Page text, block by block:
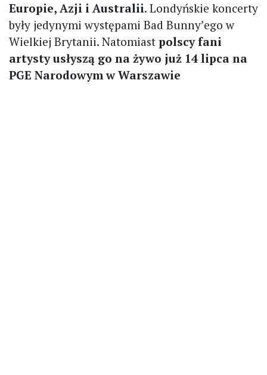
Europie, Azji i Australii. Londyńskie koncerty
były jedynymi występami Bad Bunny’ego w
Wielkiej Brytanii. Natomiast polscy fani
artysty usłyszą go na żywo już 14 lipca na
PGE Narodowym w Warszawie